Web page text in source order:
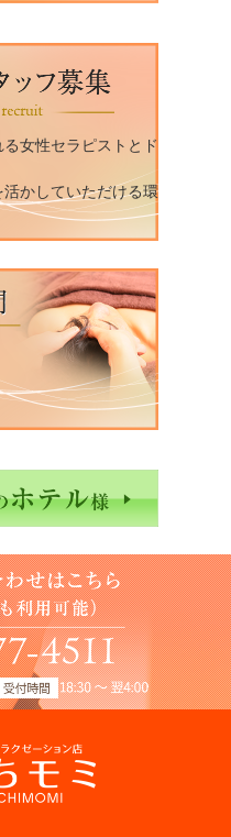
女性セラピストとド
かしていただける環